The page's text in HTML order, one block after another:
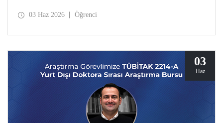
03 Haz 2026 Öğrenci
03
Haz